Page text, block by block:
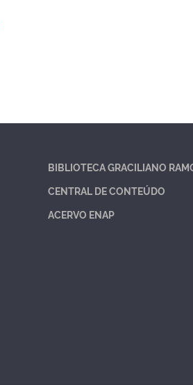
BIBLIOTECA GRACILIANO
CENTRAL DE CONTEÚDO
ACERVO ENAP